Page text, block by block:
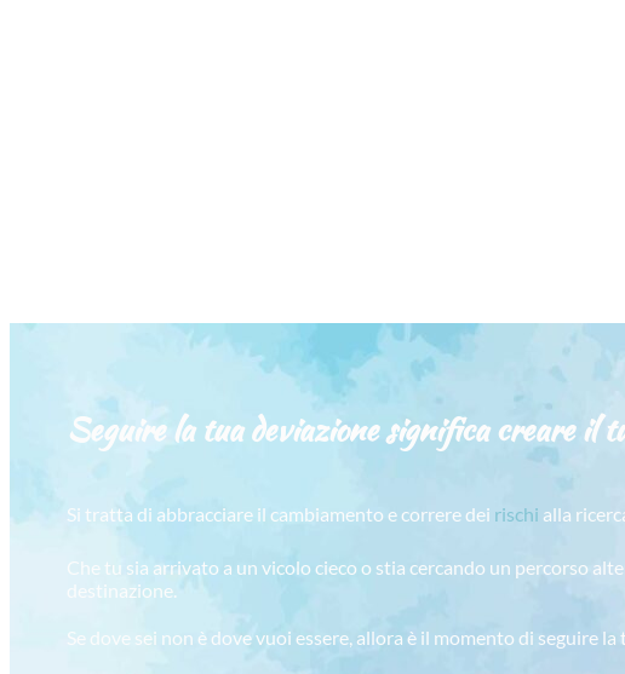
Seguire la tua deviazione significa creare il
Si tratta di abbracciare il cambiamento e correre dei rischi alla
Che tu sia arrivato a un vicolo cieco o stia cercando un percorso
destinazione.
Se dove sei non è dove vuoi essere, allora è il momento di seguire